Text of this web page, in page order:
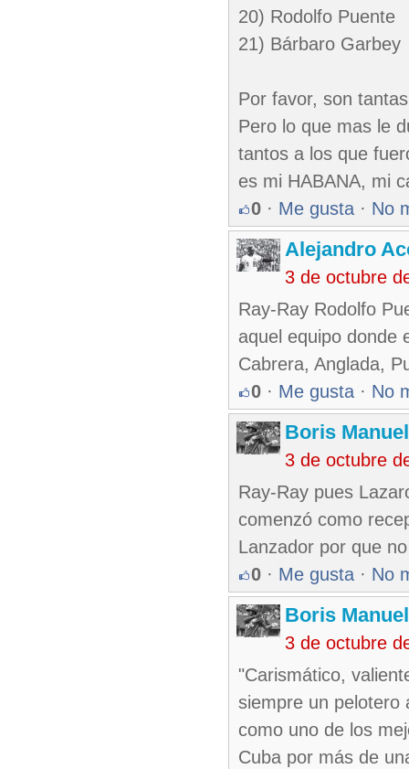
20) Rodolfo Puente
21) Bárbaro Garbey
Por favor, son
Pero lo que mas le
tantos a los que
es mi HABANA, mi
0 · Me gusta · No
Alejandro
3 de octubre
Ray-Ray Rodolfo
aquel equipo donde
Cabrera, Anglada,
0 · Me gusta · No
Boris
3 de octubre
Ray-Ray pues
comenzó como
Lanzador por que
0 · Me gusta · No
Boris
3 de octubre
"Carismático,
siempre un pelotero
como uno de los
Cuba por más de